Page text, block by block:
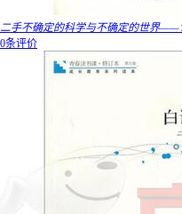
二手不确定的科学与不确定的世界——
0条评价